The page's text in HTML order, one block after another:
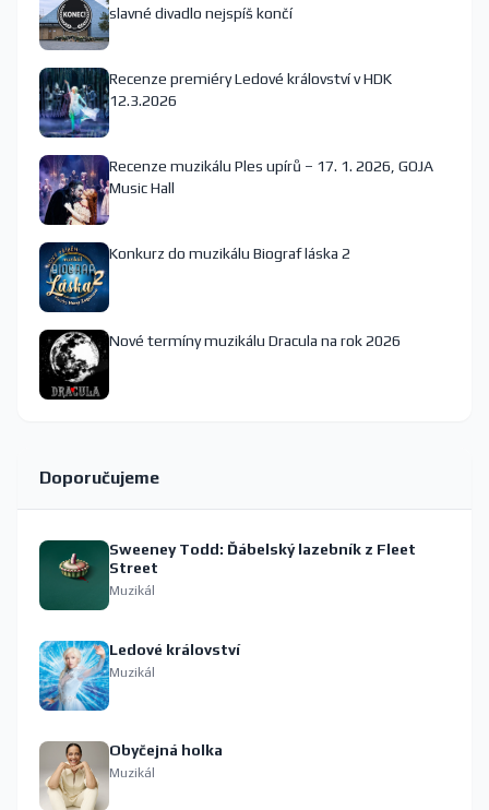
slavné divadlo nejspíš končí
Recenze premiéry Ledové království v HDK
12.3.2026
Recenze muzikálu Ples upírů – 17. 1. 2026, GOJA
Music Hall
Konkurz do muzikálu Biograf láska 2
Nové termíny muzikálu Dracula na rok 2026
Doporučujeme
Sweeney Todd: Ďábelský lazebník z Fleet
Street
Muzikál
Ledové království
Muzikál
Obyčejná holka
Muzikál